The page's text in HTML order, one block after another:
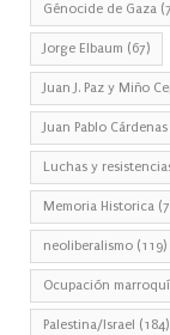
Génocide de Gaza
Jorge Elbaum (67)
Juan J. Paz y Miño
Juan Pablo Cárdenas
Luchas y
Memoria Historica
neoliberalismo (119)
Ocupación marroquí
Palestina/Israel (184)